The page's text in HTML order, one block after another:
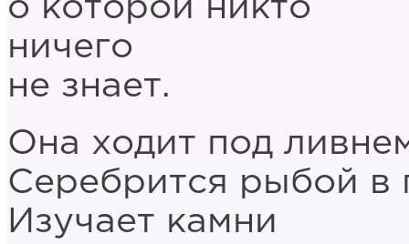
о которой никто
ничего
не знает.
Она ходит под
Серебрится рыбой в
Изучает камни